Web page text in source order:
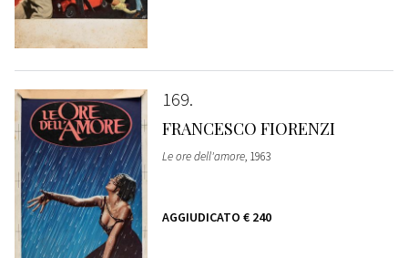
169
FRANCESCO FIORENZI
Le ore dell'amore, 1963
AGGIUDICATO € 240